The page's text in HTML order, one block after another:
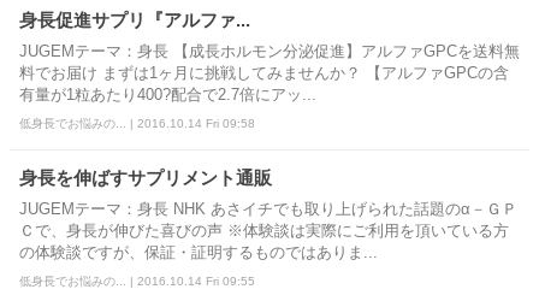
身長促進サプリ『アルファ...
JUGEMテーマ：身長 【成長ホルモン分泌促進】アルファGPCを送料無
料でお届け まずは1ヶ月に挑戦してみませんか？ 【アルファGPCの含
有量が1粒あたり400?配合で2.7倍にアッ...
低身長でお悩みの... | 2016.10.14 Fri 09:58
身長を伸ばすサプリメント通販
JUGEMテーマ：身長 NHK あさイチでも取り上げられた話題のα－ＧＰ
Ｃで、身長が伸びた喜びの声 ※体験談は実際にご利用を頂いている方
の体験談ですが、保証・証明するものではありま...
低身長でお悩みの... | 2016.10.14 Fri 09:55